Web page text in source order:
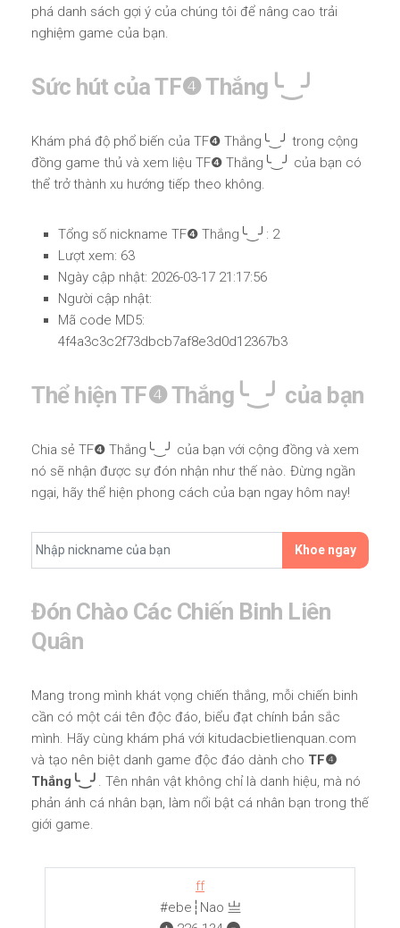
phá danh sách gợi ý của chúng tôi để nâng cao trải
nghiệm game của bạn.
Sức hút của TF❹ Thắng╰‿╯
Khám phá độ phổ biến của TF❹ Thắng╰‿╯ trong cộng
đồng game thủ và xem liệu TF❹ Thắng╰‿╯ của bạn có
thể trở thành xu hướng tiếp theo không.
Tổng số nickname TF❹ Thắng╰‿╯: 2
Lượt xem: 63
Ngày cập nhật: 2026-03-17 21:17:56
Người cập nhật:
Mã code MD5:
4f4a3c3c2f73dbcb7af8e3d0d12367b3
Thể hiện TF❹ Thắng╰‿╯ của bạn
Chia sẻ TF❹ Thắng╰‿╯ của bạn với cộng đồng và xem
nó sẽ nhận được sự đón nhận như thế nào. Đừng ngần
ngại, hãy thể hiện phong cách của bạn ngay hôm nay!
Khoe ngay
Đón Chào Các Chiến Binh Liên
Quân
Mang trong mình khát vọng chiến thắng, mỗi chiến binh
cần có một cái tên độc đáo, biểu đạt chính bản sắc
mình. Hãy cùng khám phá với kitudacbietlienquan.com
và tạo nên biệt danh game độc đáo dành cho TF❹
Thắng╰‿╯ . Tên nhân vật không chỉ là danh hiệu, mà nó
phản ánh cá nhân bạn, làm nổi bật cá nhân bạn trong thế
giới game.
ff
#ebe┆Nao 亗